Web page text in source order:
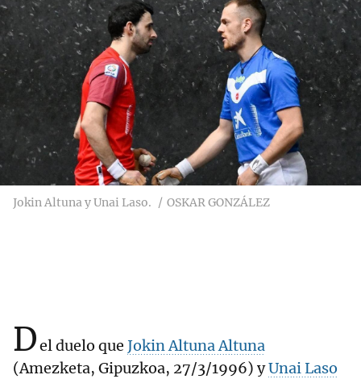
Jokin Altuna y Unai Laso. OSKAR GONZÁLEZ
Del duelo que Jokin Altuna Altuna
(Amezketa, Gipuzkoa, 27/3/1996) yUnai Laso